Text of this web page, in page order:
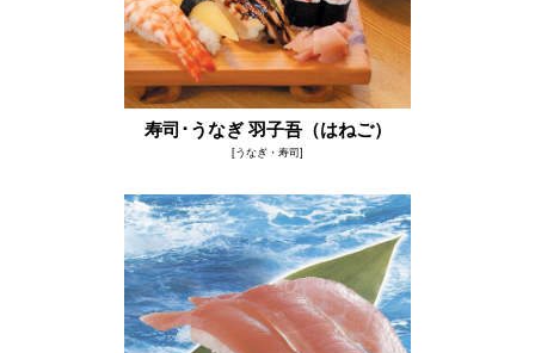
寿司･うなぎ 羽子吾（はねご）
[うなぎ・寿司]